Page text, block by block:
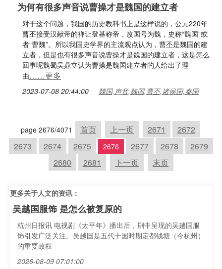
为何有很多声音说曹操才是魏国的建立者
对于这个问题，我国的历史教科书上是这样说的，公元220年
曹丕接受汉献帝的禅让登基称帝，改国号为魏，史称“魏国”或
者“曹魏”。所以我国史学界的主流观点认为，曹丕是魏国的建
立者，但是也有很多声音说曹操才是魏国的建立者，这是怎么
回事呢魏蜀吴鼎立认为曹操是魏国建立者的人给出了理
由……更多
2023-07-08 20:44:00 魏国,声音,魏国,曹丕,诸侯国,秦国
page 2676/4071 首页 上一页 2671
2672
2673
2674 2675 2676 2677 2678
2679
2680
2681 下一页 末页
更多关于人文的资讯：
吴越国服饰 是怎么被复原的
杭州日报讯 电视剧《太平年》播出后，剧中呈现的吴越国服
饰引发广泛关注。吴越国是五代十国时期定都钱塘（今杭州）
的重要政权
2026-08-09 07:01:00